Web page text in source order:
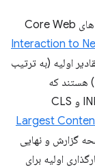
چارچوب‌های جاوا اسکریپت می‌توانند برخی از جنبه‌های Core Web
Interaction to
اولیه (به ترتیب
) هستند که
می‌توانند در هر بازه زمانی برای محاسبه معیارهای INP و CLS
Largest
گزارش و نهایی
اولیه برای